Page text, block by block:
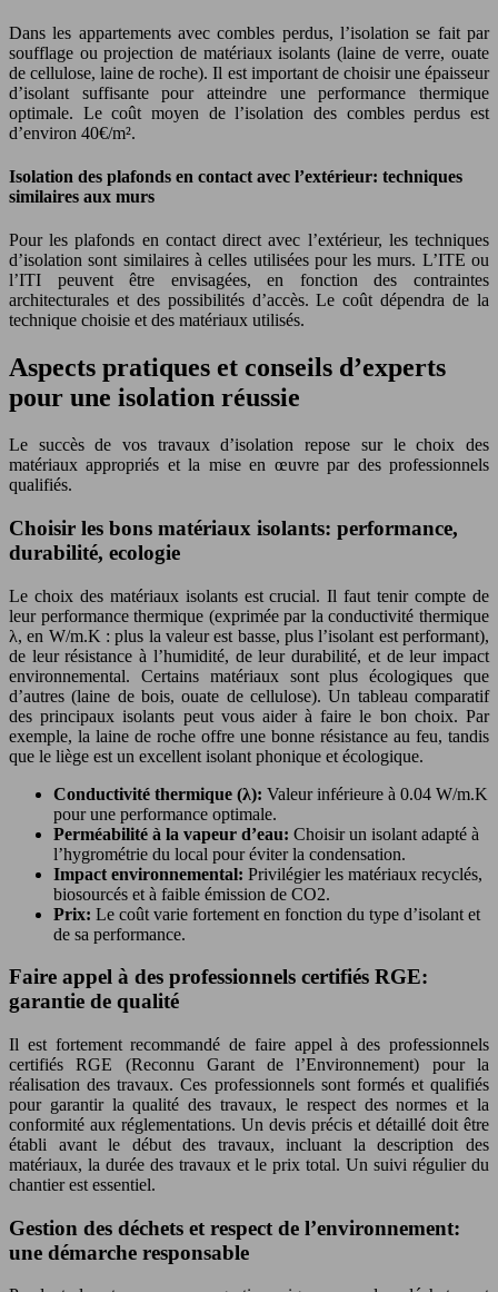
Dans les appartements avec combles perdus, l’isolation se fait par
soufflage ou projection de matériaux isolants (laine de verre, ouate
de cellulose, laine de roche). Il est important de choisir une épaisseur
d’isolant suffisante pour atteindre une performance thermique
optimale. Le coût moyen de l’isolation des combles perdus est
d’environ 40€/m².
Isolation des plafonds en contact avec l’extérieur: techniques
similaires aux murs
Pour les plafonds en contact direct avec l’extérieur, les techniques
d’isolation sont similaires à celles utilisées pour les murs. L’ITE ou
l’ITI peuvent être envisagées, en fonction des contraintes
architecturales et des possibilités d’accès. Le coût dépendra de la
technique choisie et des matériaux utilisés.
Aspects pratiques et conseils d’experts
pour une isolation réussie
Le succès de vos travaux d’isolation repose sur le choix des
matériaux appropriés et la mise en œuvre par des professionnels
qualifiés.
Choisir les bons matériaux isolants: performance,
durabilité, ecologie
Le choix des matériaux isolants est crucial. Il faut tenir compte de
leur performance thermique (exprimée par la conductivité thermique
λ, en W/m.K : plus la valeur est basse, plus l’isolant est performant),
de leur résistance à l’humidité, de leur durabilité, et de leur impact
environnemental. Certains matériaux sont plus écologiques que
d’autres (laine de bois, ouate de cellulose). Un tableau comparatif
des principaux isolants peut vous aider à faire le bon choix. Par
exemple, la laine de roche offre une bonne résistance au feu, tandis
que le liège est un excellent isolant phonique et écologique.
Conductivité thermique (λ): Valeur inférieure à 0.04 W/m.K
pour une performance optimale.
Perméabilité à la vapeur d’eau: Choisir un isolant adapté à
l’hygrométrie du local pour éviter la condensation.
Impact environnemental: Privilégier les matériaux recyclés,
biosourcés et à faible émission de CO2.
Prix: Le coût varie fortement en fonction du type d’isolant et
de sa performance.
Faire appel à des professionnels certifiés RGE:
garantie de qualité
Il est fortement recommandé de faire appel à des professionnels
certifiés RGE (Reconnu Garant de l’Environnement) pour la
réalisation des travaux. Ces professionnels sont formés et qualifiés
pour garantir la qualité des travaux, le respect des normes et la
conformité aux réglementations. Un devis précis et détaillé doit être
établi avant le début des travaux, incluant la description des
matériaux, la durée des travaux et le prix total. Un suivi régulier du
chantier est essentiel.
Gestion des déchets et respect de l’environnement:
une démarche responsable